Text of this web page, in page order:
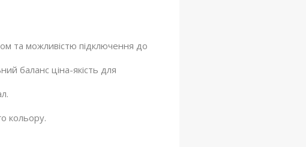
та можливістю підключення до
баланс ціна-якість для
кольору.